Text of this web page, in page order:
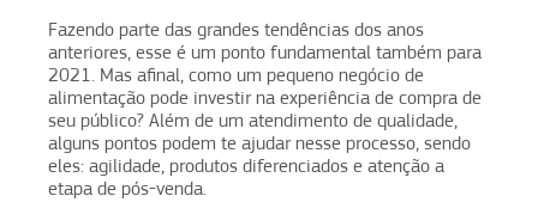
Fazendo parte das grandes tendências dos anos
anteriores, esse é um ponto fundamental também para
2021. Mas afinal, como um pequeno negócio de
alimentação pode investir na experiência de compra de
seu público? Além de um atendimento de qualidade,
alguns pontos podem te ajudar nesse processo, sendo
eles: agilidade, produtos diferenciados e atenção a
etapa de pós-venda.